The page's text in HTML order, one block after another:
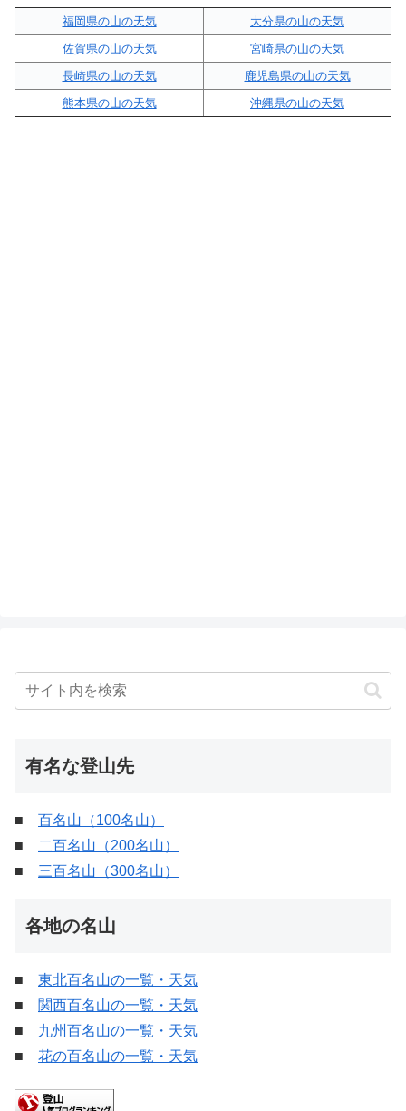
福岡県の山の天気
大分県の山の天気
佐賀県の山の天気
宮崎県の山の天気
長崎県の山の天気
鹿児島県の山の天気
熊本県の山の天気
沖縄県の山の天気
有名な登山先
■ 百名山（100名山）
■
二百名山（200名山）
■ 三百名山（300名山）
各地の名山
■ 東北百名山の一覧・天気
■ 関西百名山の一覧・天気
■ 九州百名山の一覧・天気
■ 花の百名山の一覧・天気